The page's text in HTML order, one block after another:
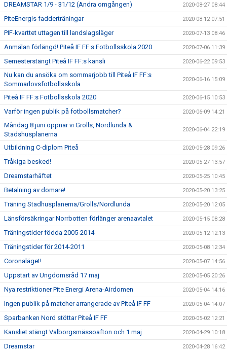
DREAMSTAR 1/9 - 31/12 (Andra omgången) 2020-08-27 08:44
PiteEnergis fadderträningar 2020-08-12 07:51
PIF-kvarttet uttagen till landslagsläger 2020-07-13 08:46
Anmälan förlängd! Piteå IF FF:s Fotbollsskola 2020 2020-07-06 11:39
Semesterstängt Piteå IF FF:s kansli 2020-06-22 09:53
Nu kan du ansöka om sommarjobb till Piteå IF FF:s
Sommarlovsfotbollsskola
2020-06-16 15:09
Piteå IF FF:s Fotbollsskola 2020 2020-06-15 10:53
Varför ingen publik på fotbollsmatcher? 2020-06-09 14:21
Måndag 8 juni öppnar vi Grolls, Nordlunda &
Stadshusplanerna
2020-06-04 22:19
Utbildning C-diplom Piteå 2020-05-28 09:26
Tråkiga besked! 2020-05-27 13:57
Dreamstarhäftet 2020-05-25 10:45
Betalning av domare! 2020-05-20 13:25
Träning Stadhusplanerna/Grolls/Nordlunda 2020-05-20 12:05
Länsförsäkringar Norrbotten förlänger arenaavtalet 2020-05-15 08:28
Träningstider födda 2005-2014 2020-05-12 12:13
Träningstider för 2014-2011 2020-05-08 12:34
Coronaläget! 2020-05-07 14:56
Uppstart av Ungdomsråd 17 maj 2020-05-05 20:26
Nya restriktioner Pite Energi Arena-Airdomen 2020-05-04 14:16
Ingen publik på matcher arrangerade av Piteå IF FF 2020-05-04 14:07
Sparbanken Nord stöttar Piteå IF FF 2020-05-02 12:21
Kansliet stängt Valborgsmässoafton och 1 maj 2020-04-29 10:18
Dreamstar 2020-04-28 16:42